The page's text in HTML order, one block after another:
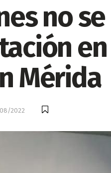
no
Mérida
2022